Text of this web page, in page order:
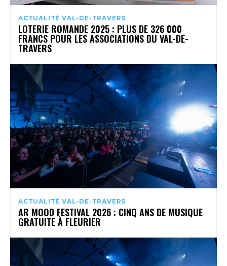
ACTUALITÉ VAL-DE-TRAVERS
LOTERIE ROMANDE 2025 : PLUS DE 326 000
FRANCS POUR LES ASSOCIATIONS DU VAL-DE-
TRAVERS
ACTUALITÉ VAL-DE-TRAVERS
AR MOOD FESTIVAL 2026 : CINQ ANS DE MUSIQUE
GRATUITE À FLEURIER